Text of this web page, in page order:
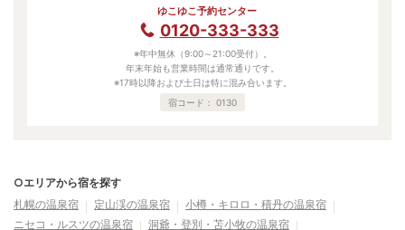
ゆこゆこ予約センター
0120-333-333
※年中無休（9:00～21:00受付）。
年末年始も営業時間は通常通りです。
※17時以降および土日は特に混み合います。
宿コード： 0130
○エリアから宿を探す
札幌の温泉宿
定山渓の温泉宿
小樽・キロロ・積丹の温泉宿
ニセコ・ルスツの温泉宿
洞爺・登別・苫小牧の温泉宿